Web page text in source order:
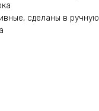
сделаны в ручную